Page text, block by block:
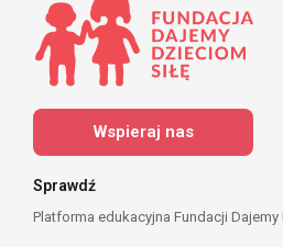
Wspieraj nas
Sprawdź
Platforma edukacyjna Fundacji Dajemy